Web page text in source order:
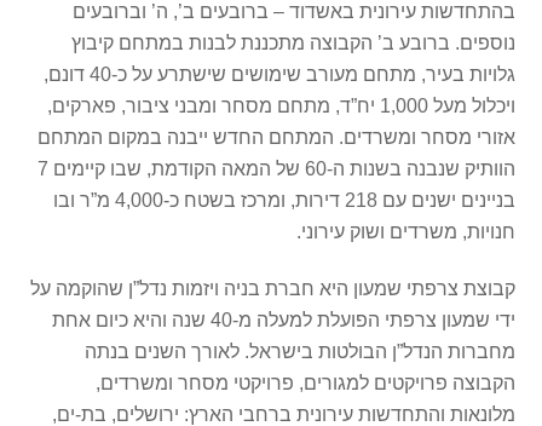
בהתחדשות עירונית באשדוד – ברובעים ב’, ה’ וברובעים
נוספים. ברובע ב’ הקבוצה מתכננת לבנות במתחם קיבוץ
גלויות בעיר, מתחם מעורב שימושים שישתרע על כ-40 דונם,
ויכלול מעל 1,000 יח”ד, מתחם מסחר ומבני ציבור, פארקים,
אזורי מסחר ומשרדים. המתחם החדש ייבנה במקום המתחם
הוותיק שנבנה בשנות ה-60 של המאה הקודמת, שבו קיימים 7
בניינים ישנים עם 218 דירות, ומרכז בשטח כ-4,000 מ”ר ובו
חנויות, משרדים ושוק עירוני.
קבוצת צרפתי שמעון היא חברת בניה ויזמות נדל”ן שהוקמה על
ידי שמעון צרפתי הפועלת למעלה מ-40 שנה והיא כיום אחת
מחברות הנדל”ן הבולטות בישראל. לאורך השנים בנתה
הקבוצה פרויקטים למגורים, פרויקטי מסחר ומשרדים,
מלונאות והתחדשות עירונית ברחבי הארץ: ירושלים, בת-ים,